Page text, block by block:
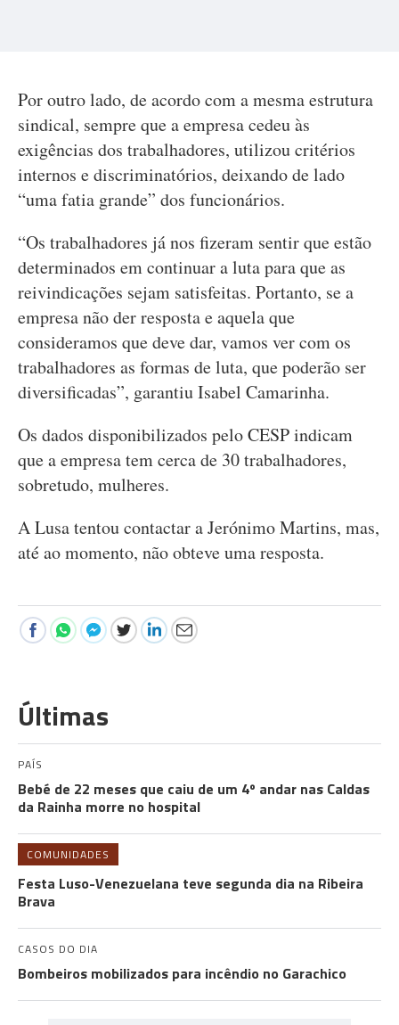
Por outro lado, de acordo com a mesma estrutura
sindical, sempre que a empresa cedeu às
exigências dos trabalhadores, utilizou critérios
internos e discriminatórios, deixando de lado
“uma fatia grande” dos funcionários.
“Os trabalhadores já nos fizeram sentir que estão
determinados em continuar a luta para que as
reivindicações sejam satisfeitas. Portanto, se a
empresa não der resposta e aquela que
consideramos que deve dar, vamos ver com os
trabalhadores as formas de luta, que poderão ser
diversificadas”, garantiu Isabel Camarinha.
Os dados disponibilizados pelo CESP indicam
que a empresa tem cerca de 30 trabalhadores,
sobretudo, mulheres.
A Lusa tentou contactar a Jerónimo Martins, mas,
até ao momento, não obteve uma resposta.
Últimas
PAÍS
Bebé de 22 meses que caiu de um 4º andar nas Caldas
da Rainha morre no hospital
COMUNIDADES
Festa Luso-Venezuelana teve segunda dia na Ribeira
Brava
CASOS DO DIA
Bombeiros mobilizados para incêndio no Garachico